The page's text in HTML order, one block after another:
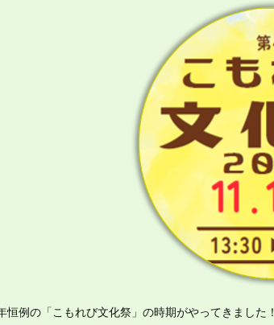
恒例の「こもれび文化祭」の時期がやってきました！